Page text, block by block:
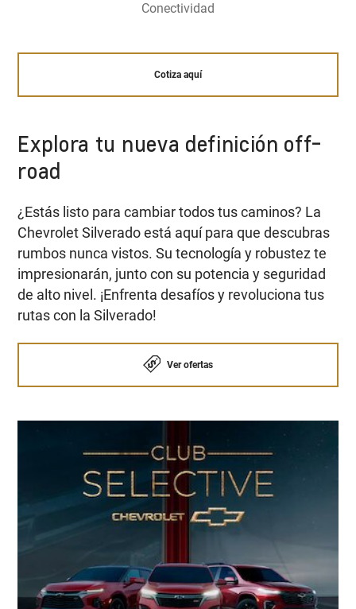
Conectividad
Cotiza aquí
Explora tu nueva definición off-
road
¿Estás listo para cambiar todos tus caminos? La
Chevrolet Silverado está aquí para que descubras
rumbos nunca vistos. Su tecnología y robustez te
impresionarán, junto con su potencia y seguridad
de alto nivel. ¡Enfrenta desafíos y revoluciona tus
rutas con la Silverado!
Ver ofertas